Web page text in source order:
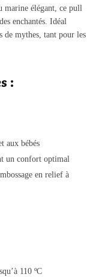
marine élégant, ce pull
enchantés. Idéal
de mythes, tant pour les
:
aux bébés
un confort optimal
en relief à
110 ºC